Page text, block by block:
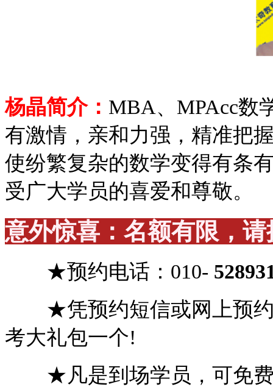
杨晶简介： MBA、MPAcc数
有激情，亲和力强，精准把
使纷繁复杂的数学变得有条
受广大学员的喜爱和尊敬。
意外惊喜：名额有限，
★预约电话： 010-
★凭预约短信或网上预约
考大礼包一个!
★凡是到场学员，可免费